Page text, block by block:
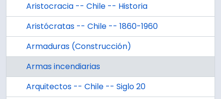
Aristocracia -- Chile -- Historia
Aristócratas -- Chile -- 1860-1960
Armaduras (Construcción)
Armas incendiarias
Arquitectos -- Chile -- Siglo 20